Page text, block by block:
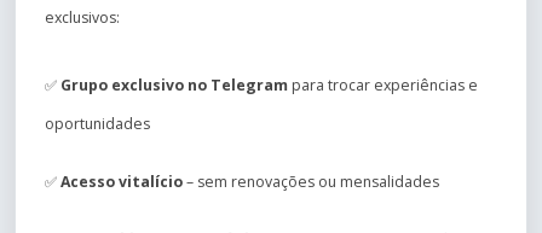
exclusivos:
✅ Grupo exclusivo no Telegram para trocar experiências e
oportunidades
✅Acesso vitalício– sem renovações ou mensalidades